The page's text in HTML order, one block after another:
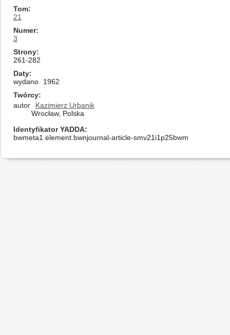
Tom
21
Numer
3
Strony
261-282
Daty
wydano
1962
Twórcy
autor
Kazimierz Urbanik
Wrocław, Polska
Identyfikator YADDA
bwmeta1.element.bwnjournal-article-smv21i1p25bwm